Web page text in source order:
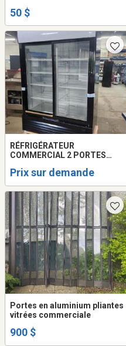
50 $
RÉFRIGÉRATEUR
COMMERCIAL 2 PORTES
Prix sur demande
Portes en aluminium pliantes
vitrées commerciale
900 $